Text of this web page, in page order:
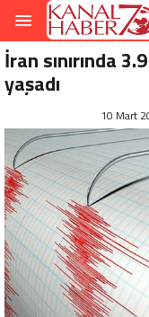
İran sınırında
yaşadı
10 Mart